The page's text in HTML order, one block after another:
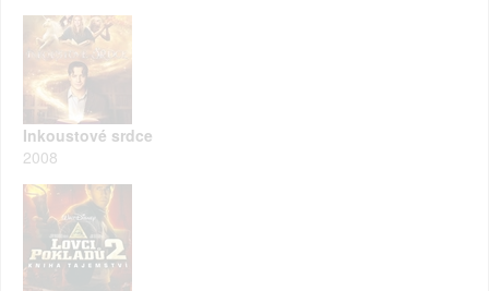
Inkoustové srdce
2008